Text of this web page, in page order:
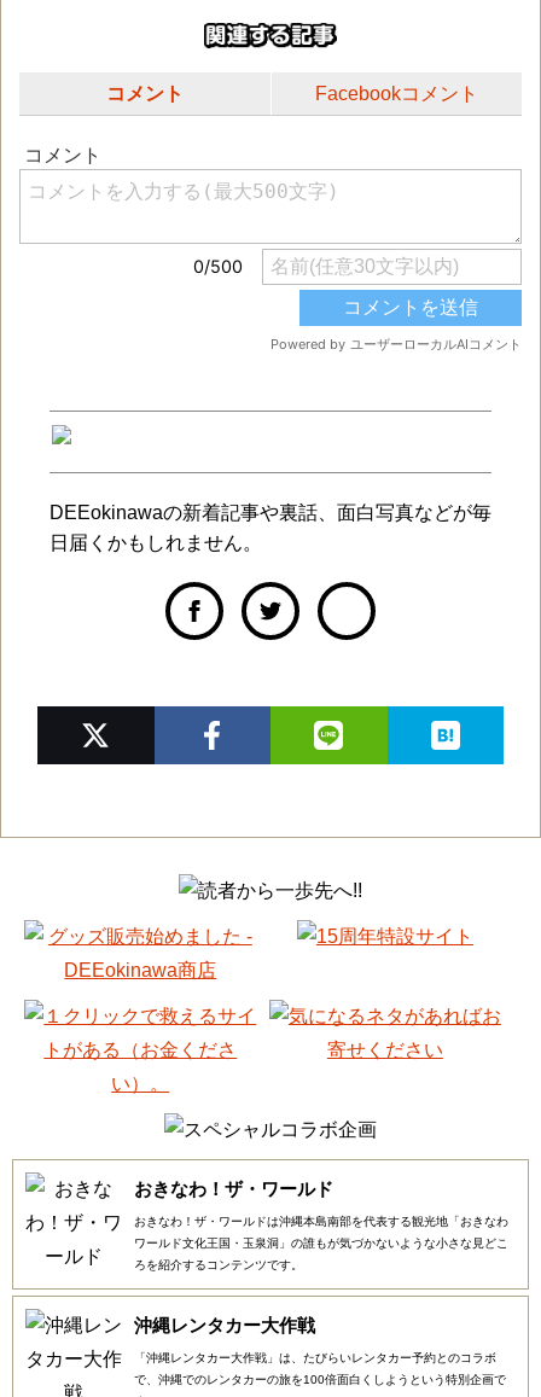
コメント Facebookコメント
DEEokinawaの新着記事や裏話、面白写真などが毎
日届くかもしれません。
おきなわ！ザ・ワールド
おきなわ！ザ・ワールドは沖縄本島南部を代表する観光地「おきなわ
ワールド文化王国・玉泉洞」の誰もが気づかないような小さな見どこ
ろを紹介するコンテンツです。
沖縄レンタカー大作戦
「沖縄レンタカー大作戦」は、たびらいレンタカー予約とのコラボ
で、沖縄でのレンタカーの旅を100倍面白くしようという特別企画で